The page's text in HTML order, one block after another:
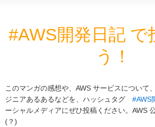
#AWS開発日記 で
う！
このマンガの感想や、AWS サービスについて
ジニアあるあるなどを、ハッシュタグ #AWS
ーシャルメディアにぜひ投稿ください。AWS
(？)